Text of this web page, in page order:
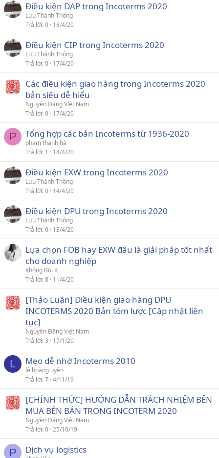
Điều kiện DAP trong Incoterms 2020
Lưu Thành Thông
Trả lời 0 18/4/20
Điều kiện CIP trong Incoterms 2020
Lưu Thành Thông
Trả lời 0 17/4/20
Các điều kiện giao hàng trong Incoterms 2020
bản siêu dễ hiểu
Nguyên Đăng Việt Nam
Trả lời 0 17/4/20
P Tổng hợp các bản Incoterms từ 1936-2020
phạm thanh hà
Trả lời 1 14/4/20
Điều kiện EXW trong Incoterms 2020
Lưu Thành Thông
Trả lời 0 14/4/20
Điều kiện DPU trong Incoterms 2020
Lưu Thành Thông
Trả lời 0 13/4/20
Lựa chọn FOB hay EXW đâu là giải pháp tốt nhất
cho doanh nghiệp
Khổng Bùi K
Trả lời 8 11/4/20
[Thảo Luận] Điều kiện giao hàng DPU
INCOTERMS 2020 Bản tóm lược [Cập nhật liên
tục]
Nguyên Đăng Việt Nam
Trả lời 3 17/1/20
L Mẹo dễ nhớ Incoterms 2010
lê hoàng uyên
Trả lời 7 4/11/19
[CHÍNH THỨC] HƯỚNG DẪN TRÁCH NHIỆM BÊN
MUA BÊN BÁN TRONG INCOTERM 2020
Nguyên Đăng Việt Nam
Trả lời 0 25/10/19
P Dịch vụ logistics